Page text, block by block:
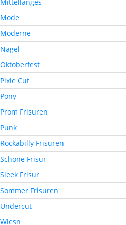
Mode
Moderne
Nägel
Oktoberfest
Pixie Cut
Pony
Prom Frisuren
Punk
Rockabilly Frisuren
Schöne Frisur
Sleek Frisur
Sommer Frisuren
Undercut
Wiesn